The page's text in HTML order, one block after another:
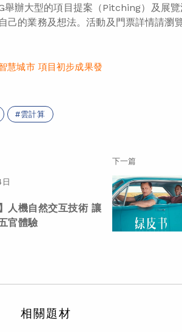
辦大型的項目提案（Pitching）及展
己的業務及想法。活動及門票詳情請瀏
慧城市 項目初步成果發
雲計算
人機自然交互技術 讓
官體驗
下一篇
相關題材